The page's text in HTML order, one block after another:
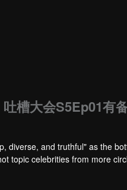
吐槽大会S5Ep01有
diverse, and truthful" as the
topic celebrities from more